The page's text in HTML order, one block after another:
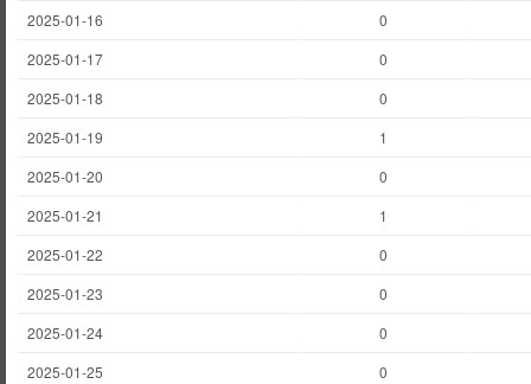
2025-01-16
0
2025-01-17
0
2025-01-18
0
2025-01-19
1
2025-01-20
0
2025-01-21
1
2025-01-22
0
2025-01-23
0
2025-01-24
0
2025-01-25
0